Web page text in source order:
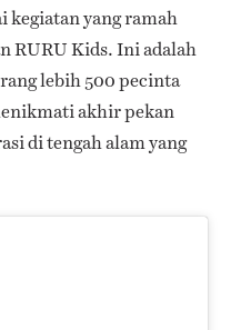
kegiatan yang ramah
RURU Kids. Ini adalah
lebih 500 pecinta
akhir pekan
di tengah alam yang